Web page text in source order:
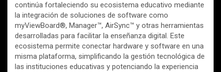
continúa fortaleciendo su ecosistema educativo mediante
la integración de soluciones de software como
myViewBoard®, Manager™, AirSync™ y otras herramientas
desarrolladas para facilitar la enseñanza digital. Este
ecosistema permite conectar hardware y software en una
misma plataforma, simplificando la gestión tecnológica de
las instituciones educativas y potenciando la experiencia